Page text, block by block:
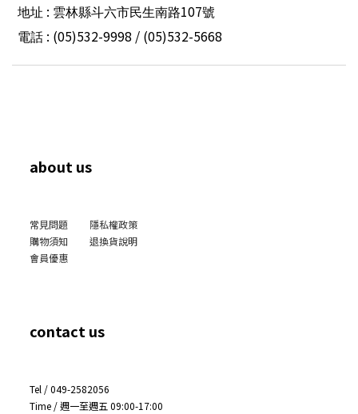
地址 : 雲林縣斗六市民生南路107號
電話 : (05)532-9998 / (05)532-5668
about us
常見問題
隱私權政策
購物須知
退換貨說明
會員優惠
contact us
Tel / 049-2582056
Time / 週一至週五 09:00-17:00